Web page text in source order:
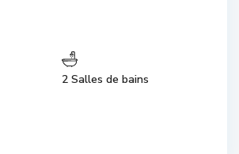
2 Salles de bains